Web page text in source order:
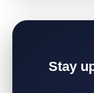
Stay